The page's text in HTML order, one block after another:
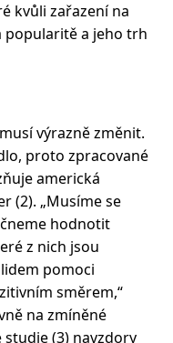
kvůli zařazení na
popularitě a jeho trh
výrazně změnit.
proto zpracované
americká
(2). „Musíme se
hodnotit
z nich jsou
pomoci
směrem,“
na zmíněné
(3) navzdory